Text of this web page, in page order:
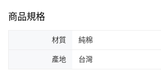
商品規格
材質 純棉
產地 台灣